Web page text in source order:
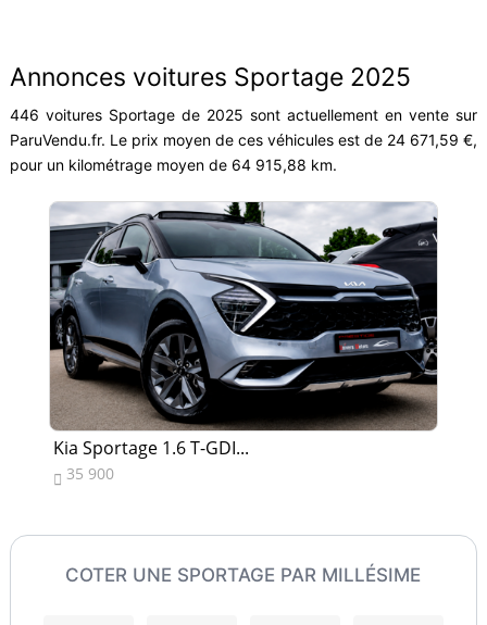
Annonces voitures Sportage 2025
446 voitures Sportage de 2025 sont actuellement en vente sur
ParuVendu.fr. Le prix moyen de ces véhicules est de 24 671,59 €,
pour un kilométrage moyen de 64 915,88 km.
Kia Sportage 1.6 T-GDI...
 35 900
COTER UNE SPORTAGE PAR MILLÉSIME